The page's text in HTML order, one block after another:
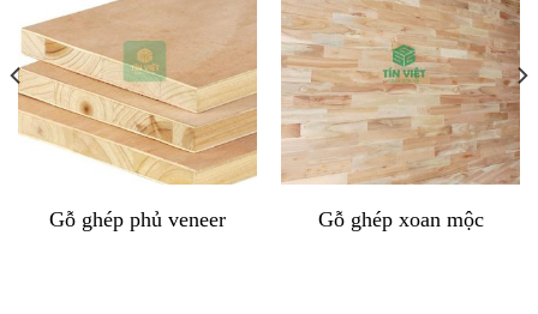
Gỗ ghép phủ veneer Gỗ ghép xoan mộc